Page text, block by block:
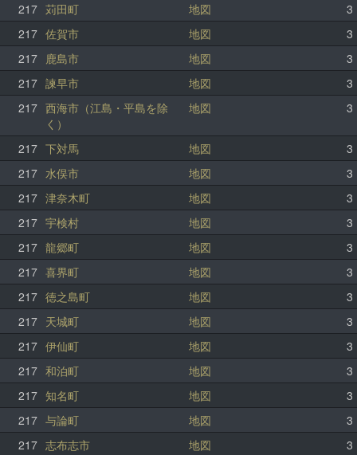
217 苅田町 地図
3
217 佐賀市 地図
3
217 鹿島市 地図
3
217 諫早市 地図
3
217 西海市（江島・平島を除
く）
地図 3
217 下対馬 地図
3
217 水俣市 地図
3
217 津奈木町 地図
3
217 宇検村 地図
3
217 龍郷町 地図
3
217 喜界町 地図
3
217 徳之島町 地図
3
217 天城町 地図
3
217 伊仙町 地図
3
217 和泊町 地図
3
217 知名町 地図
3
217 与論町 地図
3
217 志布志市 地図
3